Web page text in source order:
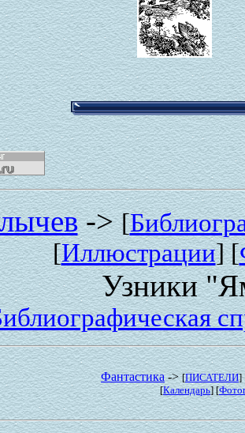
->[
[Иллюстрации] [
Узники
Фантастика->[ПИСАТЕЛИ]
[Календарь] [